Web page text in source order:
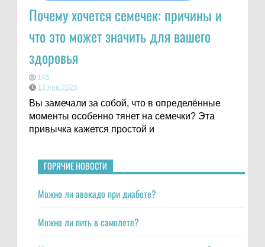
Почему хочется семечек: причины и
что это может значить для вашего
здоровья
145
13 янв 2026
Вы замечали за собой, что в определённые
моменты особенно тянет на семечки? Эта
привычка кажется простой и
ГОРЯЧИЕ НОВОСТИ
Можно ли авокадо при диабете?
Можно ли пить в самолете?